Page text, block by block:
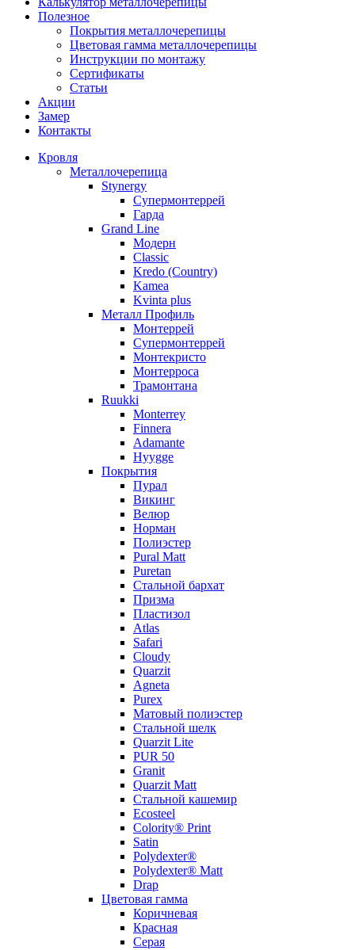
Полезное
Покрытия металлочерепицы
Цветовая гамма металлочерепицы
Инструкции по монтажу
Сертификаты
Статьи
Акции
Замер
Контакты
Кровля
Металлочерепица
Stynergy
Супермонтеррей
Гарда
Grand Line
Модерн
Classic
Kredo (Country)
Kamea
Kvinta plus
Металл Профиль
Монтеррей
Супермонтеррей
Монтекристо
Монтерроса
Трамонтана
Ruukki
Monterrey
Finnera
Adamante
Hyygge
Покрытия
Пурал
Викинг
Велюр
Норман
Полиэстер
Pural Matt
Puretan
Стальной бархат
Призма
Пластизол
Atlas
Safari
Cloudy
Quarzit
Agneta
Purex
Матовый полиэстер
Стальной шелк
Quarzit Lite
PUR 50
Granit
Quarzit Matt
Стальной кашемир
Ecosteel
Colority® Print
Satin
Polydexter®
Polydexter® Matt
Drap
Цветовая гамма
Коричневая
Красная
Серая